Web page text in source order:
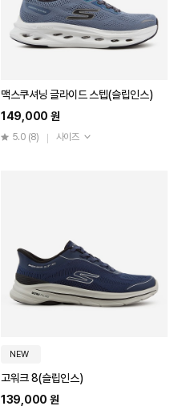
맥스쿠셔닝 글라이드 스텝(슬립인스)
149,000 원
5.0 (8) 사이즈
NEW
고워크 8(슬립인스)
139,000 원